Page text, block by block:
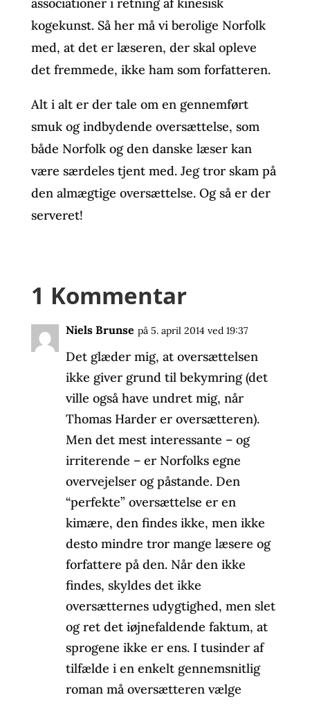
kogekunst. Så her må vi berolige Norfolk
med, at det er læseren, der skal opleve
det fremmede, ikke ham som forfatteren.
Alt i alt er der tale om en gennemført
smuk og indbydende oversættelse, som
både Norfolk og den danske læser kan
være særdeles tjent med. Jeg tror skam på
den almægtige oversættelse. Og så er der
serveret!
1 Kommentar
Niels Brunse på 5. april 2014 ved 19:37
Det glæder mig, at oversættelsen
ikke giver grund til bekymring (det
ville også have undret mig, når
Thomas Harder er oversætteren).
Men det mest interessante – og
irriterende – er Norfolks egne
overvejelser og påstande. Den
“perfekte” oversættelse er en
kimære, den findes ikke, men ikke
desto mindre tror mange læsere og
forfattere på den. Når den ikke
findes, skyldes det ikke
oversætternes udygtighed, men slet
og ret det iøjnefaldende faktum, at
sprogene ikke er ens. I tusinder af
tilfælde i en enkelt gennemsnitlig
roman må oversætteren vælge